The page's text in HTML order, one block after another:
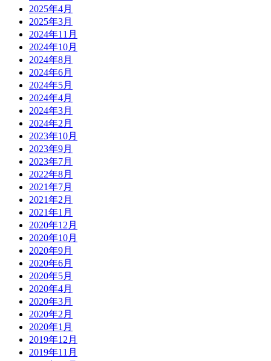
2025年4月
2025年3月
2024年11月
2024年10月
2024年8月
2024年6月
2024年5月
2024年4月
2024年3月
2024年2月
2023年10月
2023年9月
2023年7月
2022年8月
2021年7月
2021年2月
2021年1月
2020年12月
2020年10月
2020年9月
2020年6月
2020年5月
2020年4月
2020年3月
2020年2月
2020年1月
2019年12月
2019年11月